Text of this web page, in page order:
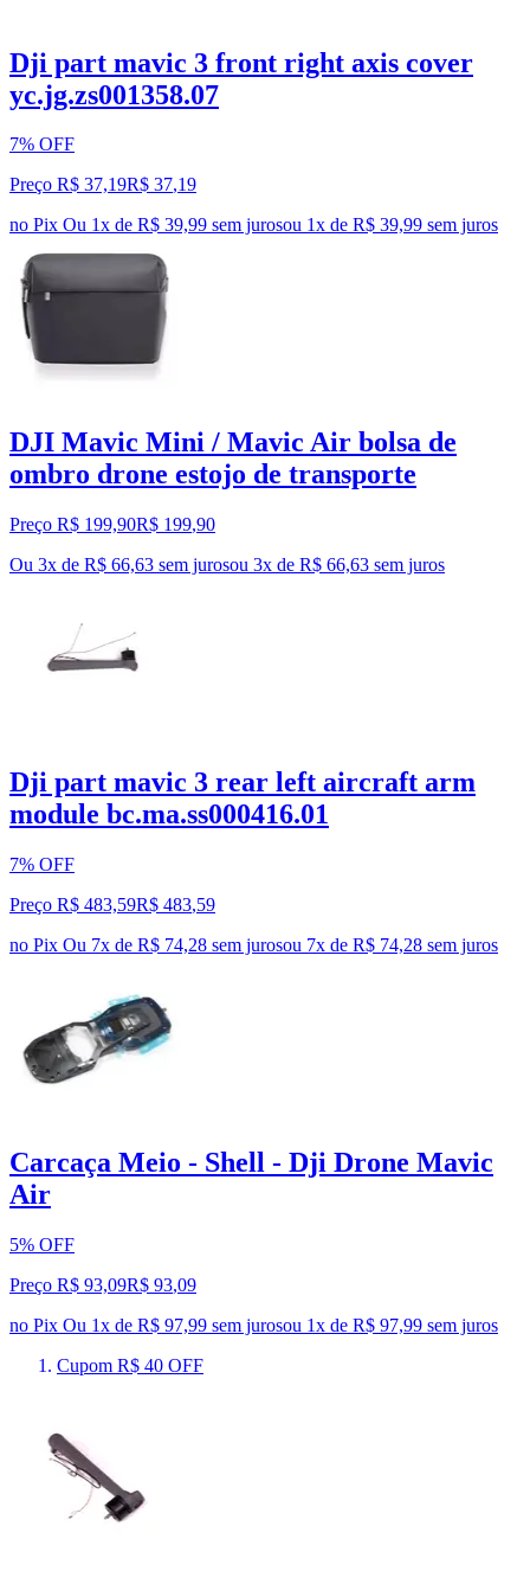
Dji part mavic 3 front right axis cover
yc.jg.zs001358.07
7% OFF
Preço R$ 37,19R$ 37,19
no Pix Ou 1x de R$ 39,99 sem jurosou 1x de R$ 39,99 sem juros
DJI Mavic Mini / Mavic Air bolsa de
ombro drone estojo de transporte
Preço R$ 199,90R$ 199,90
Ou 3x de R$ 66,63 sem jurosou 3x de R$ 66,63 sem juros
Dji part mavic 3 rear left aircraft arm
module bc.ma.ss000416.01
7% OFF
Preço R$ 483,59R$ 483,59
no Pix Ou 7x de R$ 74,28 sem jurosou 7x de R$ 74,28 sem juros
Carcaça Meio - Shell - Dji Drone Mavic
Air
5% OFF
Preço R$ 93,09R$ 93,09
no Pix Ou 1x de R$ 97,99 sem jurosou 1x de R$ 97,99 sem juros
Cupom R$ 40 OFF